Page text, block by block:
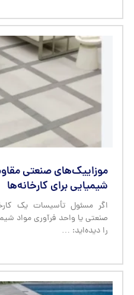
موزاییک‌های صنعتی
شیمیایی برای کارخانه‌ها
اگر مسئول تأسیسات یک
صنعتی یا واحد فرآوری مواد
را دیده‌اید: …